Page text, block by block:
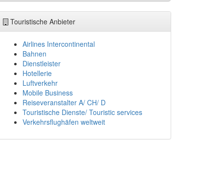
Touristische Anbieter
Airlines Intercontinental
Bahnen
Dienstleister
Hotellerie
Luftverkehr
Mobile Business
Reiseveranstalter A/ CH/ D
Touristische Dienste/ Touristic services
Verkehrsflughäfen weltweit